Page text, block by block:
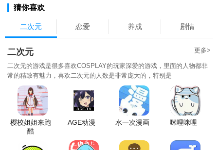
猜你喜欢
二次元 恋爱 养成 剧情
二次元 更多>
二次元的游戏是很多喜欢COSPLAY的玩家深爱的游戏，里面的人物都非
常的精致有魅力，喜欢二次元的人数是非常庞大的，特别是
樱校姐姐来跑
酷
AGE动漫 水一次漫画 咪哩咪哩